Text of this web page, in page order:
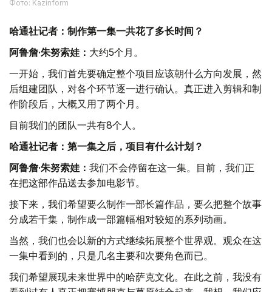
Фото: Kazinform
哈通社记者：制作第一集一共花了多长时间？
阿鲁詹·朱努索娃： 大约5个月。
一开始，我们首先要确定整个项目应该朝什么方向发展，然
后组建团队，对各个环节逐一进行确认。真正进入剪辑和制
作阶段后，大概又用了两个月。
目前我们的团队一共有8个人。
哈通社记者：第一集之后，项目有什么计划？
阿鲁詹·朱努索娃： 我们不会停留在这一集。目前，我们正
在把这部作品送去参加电影节。
接下来，我们希望要么制作一部长篇作品，要么把整个故事
分成若干集，制作成一部篇幅相对较短的系列动画。
当然，我们也会以新的方式继续拓展整个世界观。观众在这
一集中看到的，只是几名主要和次要角色而已。
我们希望展现未来世界中的哈萨克文化。在此之前，我没有